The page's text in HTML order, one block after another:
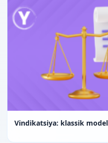
Vindikatsiya: klassik